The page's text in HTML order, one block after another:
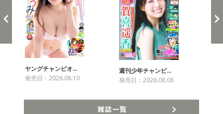
ヤングチャンピオ…
発売日：2026.08.10
週刊少年チャンピ…
発売日：2026.08.06